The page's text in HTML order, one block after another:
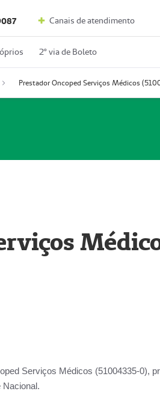
Canais de atendimento
2º via de Boleto
Serviços Médicos (51004335-0),
Nacional.